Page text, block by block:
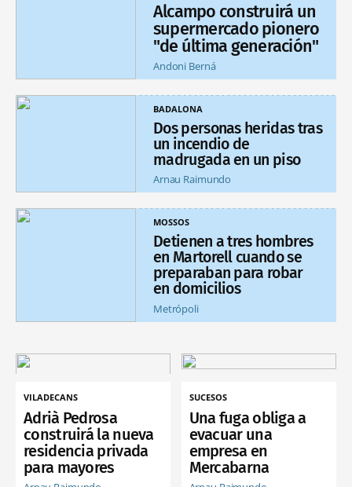
Alcampo construirá un
supermercado pionero
"de última generación"
Andoni Berná
BADALONA
Dos personas heridas tras
un incendio de
madrugada en un piso
Arnau Raimundo
MOSSOS
Detienen a tres hombres
en Martorell cuando se
preparaban para robar
en domicilios
Metrópoli
VILADECANS
Adrià Pedrosa
construirá la nueva
residencia privada
para mayores
SUCESOS
Una fuga obliga a
evacuar una
empresa en
Mercabarna